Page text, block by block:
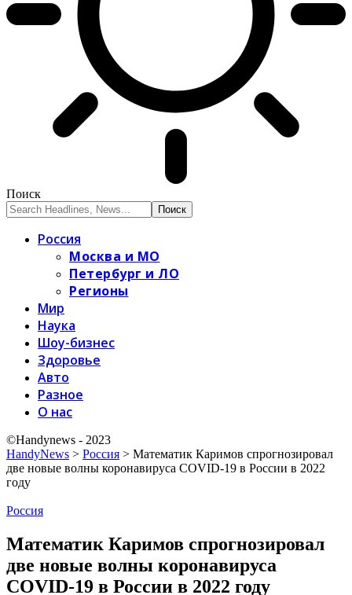
Поиск
Россия
Москва и МО
Петербург и ЛО
Регионы
Мир
Наука
Шоу-бизнес
Здоровье
Авто
Разное
О нас
©Handynews - 2023
HandyNews > Россия > Математик Каримов спрогнозировал
две новые волны коронавируса COVID-19 в России в 2022
году
Россия
Математик Каримов спрогнозировал
две новые волны коронавируса
COVID-19 в России в 2022 году